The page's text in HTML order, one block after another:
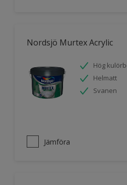
Nordsjö Murtex Acrylic
Hög
Helmatt
Svanen
Jämföra